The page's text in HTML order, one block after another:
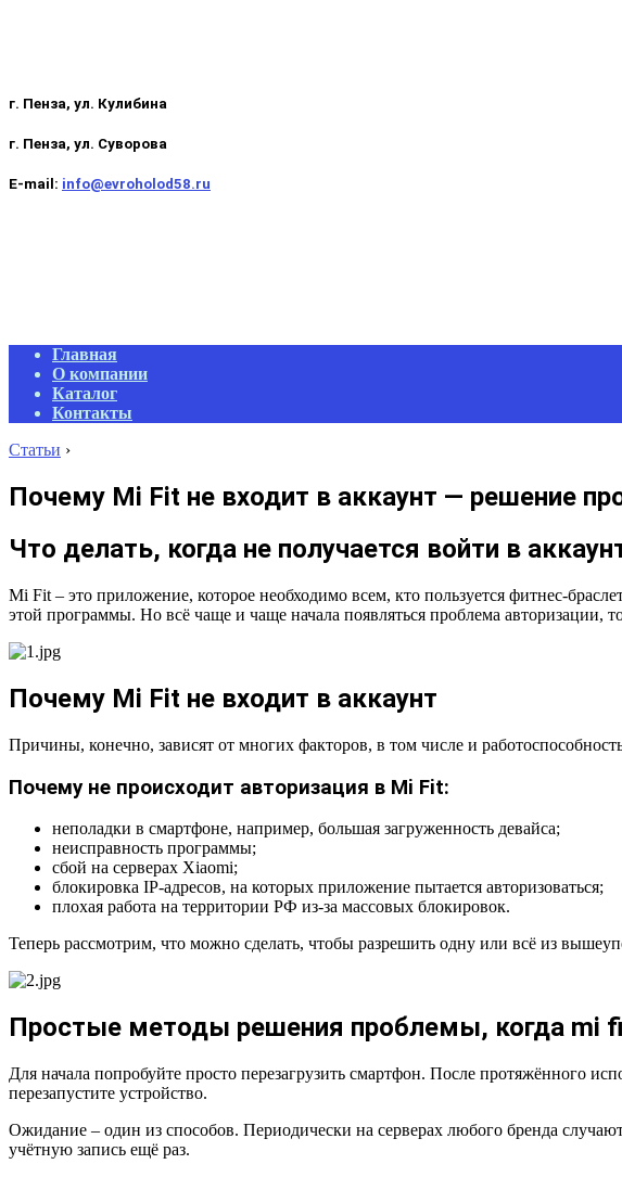
г. Пенза, ул. Кулибина
г. Пенза, ул. Суворова
E-mail: info@evroholod58.ru
Primary
Navigation
Menu
Главная
О компании
Каталог
Контакты
Статьи ›
Почему Mi Fit не входит в аккаунт — решение
Что делать, когда не получается войти в
Mi Fit – это приложение, которое необходимо всем, кто пользуется фитнес-
этой программы. Но всё чаще и чаще начала появляться проблема авторизации,
Почему Mi Fit не входит в аккаунт
Причины, конечно, зависят от многих факторов, в том числе и
Почему не происходит авторизация в Mi Fit:
неполадки в смартфоне, например, большая загруженность девайса;
неисправность программы;
сбой на серверах Xiaomi;
блокировка IP-адресов, на которых приложение пытается авторизоваться;
плохая работа на территории РФ из-за массовых блокировок.
Теперь рассмотрим, что можно сделать, чтобы разрешить одну или всё из
Простые методы решения проблемы, когда mi
Для начала попробуйте просто перезагрузить смартфон. После протяжённого
перезапустите устройство.
Ожидание – один из способов. Периодически на серверах любого бренда
учётную запись ещё раз.